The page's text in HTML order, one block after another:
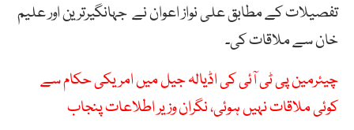
تفصیلات کے مطابق علی نواز اعوان نے جہانگیرترین اور علیم
خان سے ملاقات کی۔
چیئرمین پی ٹی آئی کی اڈیالہ جیل میں امریکی حکام سے
کوئی ملاقات نہیں ہوئی، نگران وزیر اطلاعات پنجاب